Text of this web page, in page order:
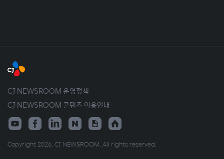
CJ NEWSROOM 운영정책
CJ NEWSROOM 콘텐츠 이용안내
Copyright 2026. CJ NEWSROOM. All rights reserved.